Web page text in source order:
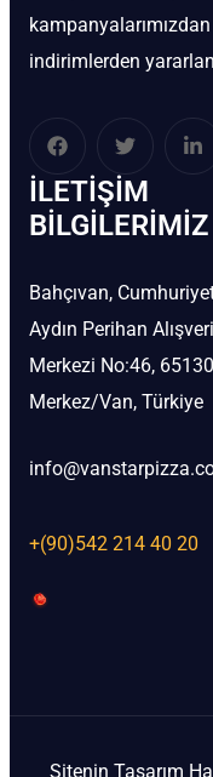
indirimlerden
İLETIŞIM
BİLGILERIMIZ
Bahçıvan,
Aydın Perihan
Merkezi No:46,
Merkez/Van, Türkiye
+(90)542 214 40 20
Sitenin Tasarım